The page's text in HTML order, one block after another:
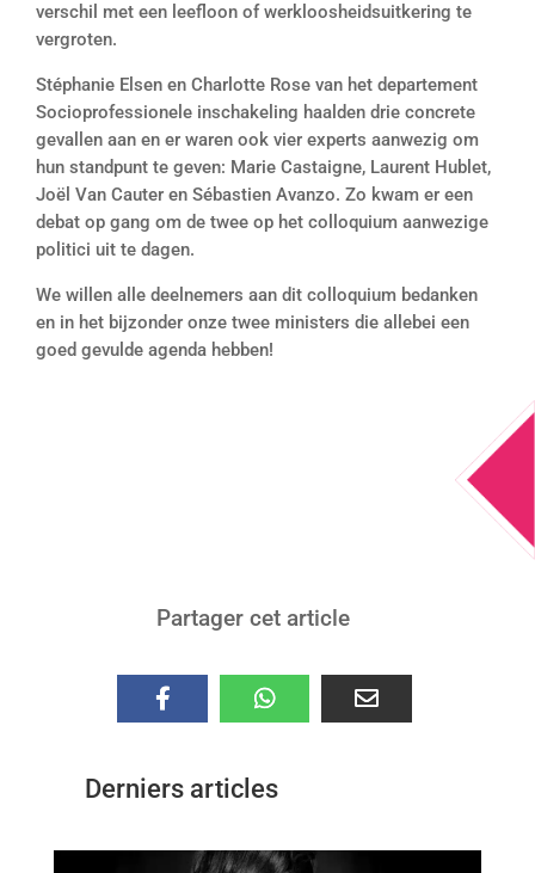
verschil met een leefloon of werkloosheidsuitkering te
vergroten.
Stéphanie Elsen en Charlotte Rose van het departement
Socioprofessionele inschakeling haalden drie concrete
gevallen aan en er waren ook vier experts aanwezig om
hun standpunt te geven: Marie Castaigne, Laurent Hublet,
Joël Van Cauter en Sébastien Avanzo. Zo kwam er een
debat op gang om de twee op het colloquium aanwezige
politici uit te dagen.
We willen alle deelnemers aan dit colloquium bedanken
en in het bijzonder onze twee ministers die allebei een
goed gevulde agenda hebben!
Partager cet article
Derniers articles